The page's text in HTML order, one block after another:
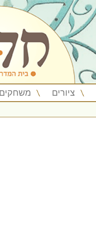
ציורים משחקים